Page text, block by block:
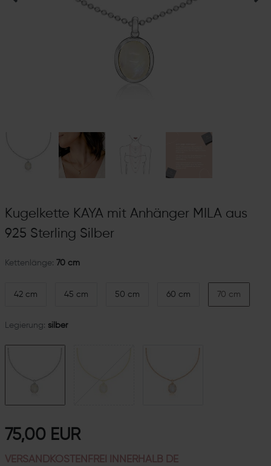
Kugelkette KAYA mit Anhänger MILA aus
925 Sterling Silber
Kettenlänge: 70 cm
42 cm 45 cm 50 cm 60 cm 70 cm
Legierung: silber
75,00 EUR
VERSANDKOSTENFREI INNERHALB DE